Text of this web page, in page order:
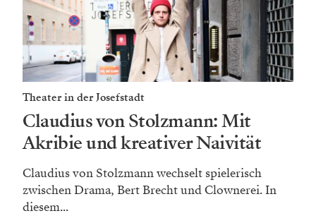
Theater in der Josefstadt
Claudius von Stolzmann: Mit
Akribie und kreativer Naivität
Claudius von Stolzmann wechselt spielerisch
zwischen Drama, Bert Brecht und Clownerei. In
diesem...